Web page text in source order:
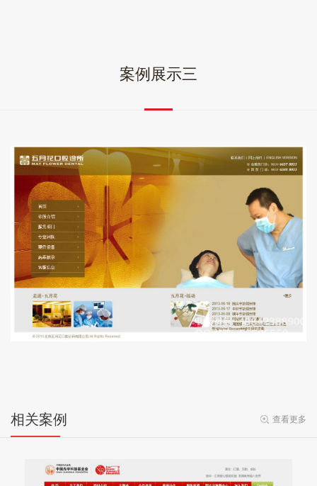
案例展示三
相关案例 查看更多